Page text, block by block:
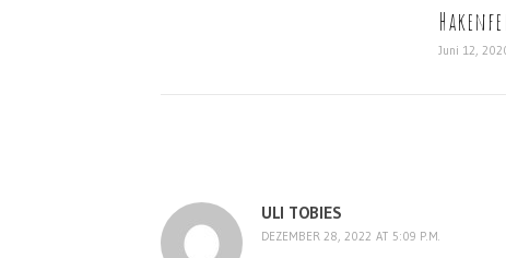
Juni 12,
ULI TOBIES
DEZEMBER 28, 2022 AT 5:09 P.M.